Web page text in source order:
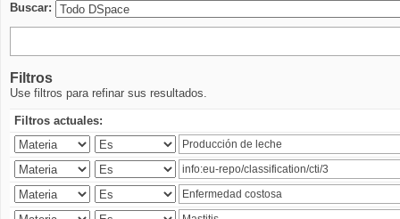
Buscar:
Filtros
Use filtros para refinar sus resultados.
Filtros actuales: